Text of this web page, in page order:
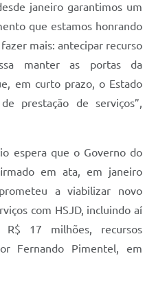
janeiro garantimos um
que estamos honrando
mais: antecipar recurso
manter as portas da
em curto prazo, o Estado
prestação de serviços”,
espera que o Governo do
em ata, em janeiro
a viabilizar novo
com HSJD, incluindo aí
17 milhões, recursos
Fernando Pimentel, em